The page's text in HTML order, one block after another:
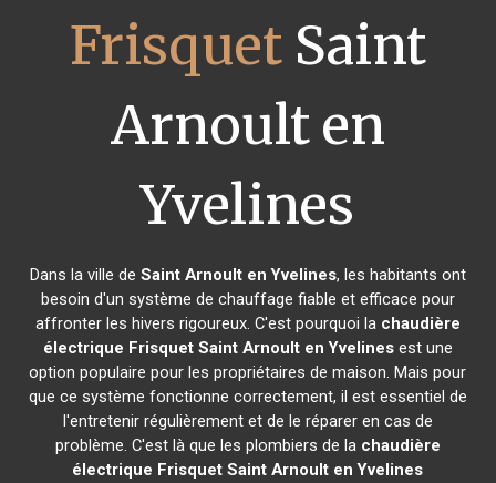
FrisquetSaint
Arnoult en
Yvelines
Dans la ville de Saint Arnoult en Yvelines, les habitants ont
besoin d'un système de chauffage fiable et efficace pour
affronter les hivers rigoureux. C'est pourquoi la chaudière
électrique Frisquet Saint Arnoult en Yvelinesest une
option populaire pour les propriétaires de maison. Mais pour
que ce système fonctionne correctement, il est essentiel de
l'entretenir régulièrement et de le réparer en cas de
problème. C'est là que les plombiers de la chaudière
électrique Frisquet Saint Arnoult en Yvelines